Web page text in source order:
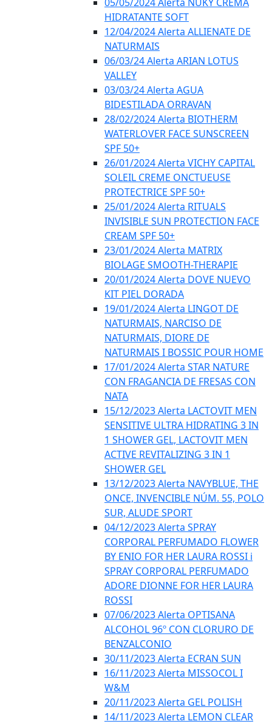
HIDRATANTE SOFT
12/04/2024 Alerta ALLIENATE DE
NATURMAIS
06/03/24 Alerta ARIAN LOTUS
VALLEY
03/03/24 Alerta AGUA
BIDESTILADA ORRAVAN
28/02/2024 Alerta BIOTHERM
WATERLOVER FACE SUNSCREEN
SPF 50+
26/01/2024 Alerta VICHY CAPITAL
SOLEIL CREME ONCTUEUSE
PROTECTRICE SPF 50+
25/01/2024 Alerta RITUALS
INVISIBLE SUN PROTECTION FACE
CREAM SPF 50+
23/01/2024 Alerta MATRIX
BIOLAGE SMOOTH-THERAPIE
20/01/2024 Alerta DOVE NUEVO
KIT PIEL DORADA
19/01/2024 Alerta LINGOT DE
NATURMAIS, NARCISO DE
NATURMAIS, DIORE DE
NATURMAIS I BOSSIC POUR HOME
17/01/2024 Alerta STAR NATURE
CON FRAGANCIA DE FRESAS CON
NATA
15/12/2023 Alerta LACTOVIT MEN
SENSITIVE ULTRA HIDRATING 3 IN
1 SHOWER GEL, LACTOVIT MEN
ACTIVE REVITALIZING 3 IN 1
SHOWER GEL
13/12/2023 Alerta NAVYBLUE, THE
ONCE, INVENCIBLE NÚM. 55, POLO
SUR, ALUDE SPORT
04/12/2023 Alerta SPRAY
CORPORAL PERFUMADO FLOWER
BY ENIO FOR HER LAURA ROSSI i
SPRAY CORPORAL PERFUMADO
ADORE DIONNE FOR HER LAURA
ROSSI
07/06/2023 Alerta OPTISANA
ALCOHOL 96º CON CLORURO DE
BENZALCONIO
30/11/2023 Alerta ECRAN SUN
16/11/2023 Alerta MISSOCOL I
W&M
20/11/2023 Alerta GEL POLISH
14/11/2023 Alerta LEMON CLEAR